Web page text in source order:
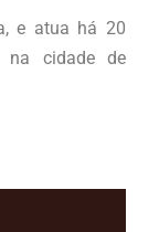
e atua há 20
na cidade de